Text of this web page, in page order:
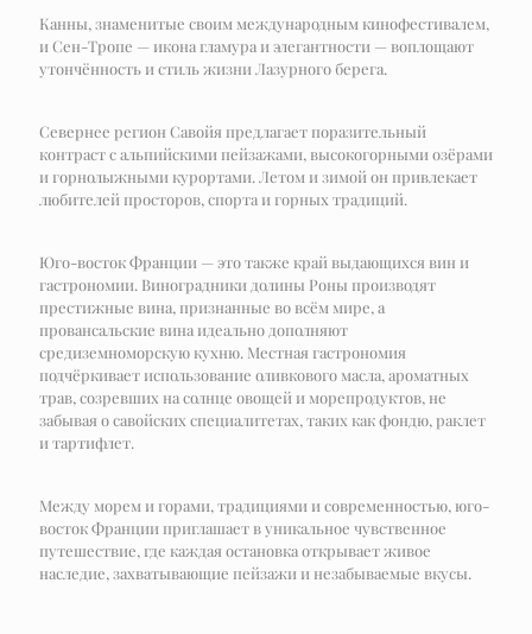
Канны, знаменитые своим международным кинофестивалем,
и Сен-Тропе — икона гламура и элегантности — воплощают
утончённость и стиль жизни Лазурного берега.
Севернее регион Савойя предлагает поразительный
контраст с альпийскими пейзажами, высокогорными озёрами
и горнолыжными курортами. Летом и зимой он привлекает
любителей просторов, спорта и горных традиций.
Юго-восток Франции — это также край выдающихся вин и
гастрономии. Виноградники долины Роны производят
престижные вина, признанные во всём мире, а
провансальские вина идеально дополняют
средиземноморскую кухню. Местная гастрономия
подчёркивает использование оливкового масла, ароматных
трав, созревших на солнце овощей и морепродуктов, не
забывая о савойских специалитетах, таких как фондю, раклет
и тартифлет.
Между морем и горами, традициями и современностью, юго-
восток Франции приглашает в уникальное чувственное
путешествие, где каждая остановка открывает живое
наследие, захватывающие пейзажи и незабываемые вкусы.